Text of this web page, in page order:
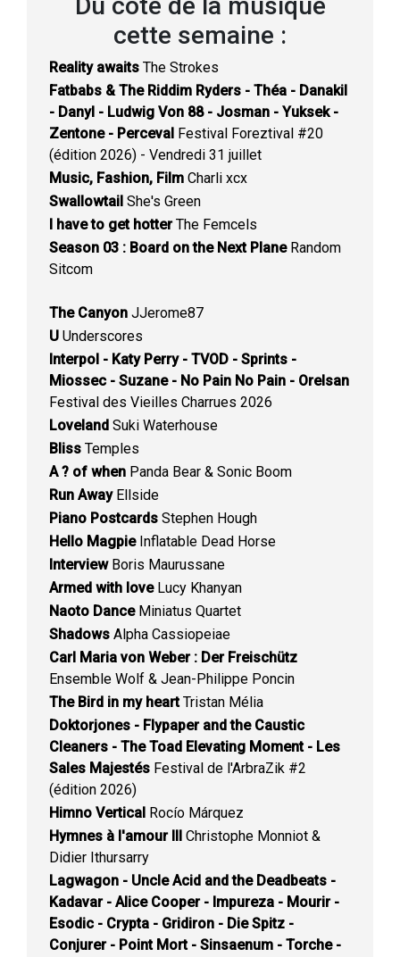
cette semaine :
Reality awaits The Strokes
Fatbabs & The Riddim Ryders - Théa - Danakil
- Danyl - Ludwig Von 88 - Josman - Yuksek -
Zentone - Perceval Festival Foreztival #20
(édition 2026) - Vendredi 31 juillet
Music, Fashion, Film Charli xcx
Swallowtail She's Green
I have to get hotterThe Femcels
Season 03 : Board on the Next PlaneRandom
Sitcom
The Canyon JJerome87
U Underscores
Interpol - Katy Perry - TVOD - Sprints -
Miossec - Suzane - No Pain No Pain - Orelsan
Festival des Vieilles Charrues 2026
Loveland Suki Waterhouse
Bliss Temples
A ? of when Panda Bear & Sonic Boom
Run AwayEllside
Piano Postcards Stephen Hough
Hello MagpieInflatable Dead Horse
InterviewBoris Maurussane
Armed with loveLucy Khanyan
Naoto DanceMiniatus Quartet
Shadows Alpha Cassiopeiae
Carl Maria von Weber : Der Freischütz
Ensemble Wolf & Jean-Philippe Poncin
The Bird in my heartTristan Mélia
Doktorjones - Flypaper and the Caustic
Cleaners - The Toad Elevating Moment - Les
Sales Majestés Festival de l'ArbraZik #2
(édition 2026)
Himno Vertical Rocío Márquez
Hymnes à l'amour III Christophe Monniot &
Didier Ithursarry
Lagwagon - Uncle Acid and the Deadbeats -
Kadavar - Alice Cooper - Impureza - Mourir -
Esodic - Crypta - Gridiron - Die Spitz -
Conjurer - Point Mort - Sinsaenum - Torche -